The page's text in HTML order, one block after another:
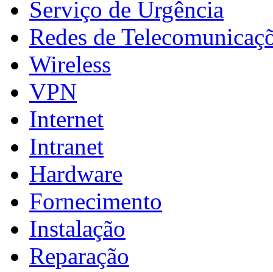
Serviço de Urgência
Redes de
Wireless
VPN
Internet
Intranet
Hardware
Fornecimento
Instalação
Reparação